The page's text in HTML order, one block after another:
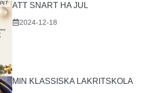
ATT SNART HA JUL
2024-12-18
MIN KLASSISKA LAKRITSKOLA